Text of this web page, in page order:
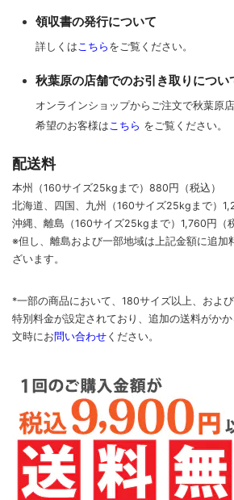
領収書の発行について
詳しくはこちら をご覧ください。
秋葉原の店舗でのお引き取りについ
オンラインショップからご注文で秋葉原
希望のお客様はこちら をご覧ください。
配送料
本州（160サイズ25kgまで）880円（税込）
北海道、四国、九州
（160サイズ25kgまで）
沖縄、離島 （160サイズ25kgまで） 1,760円（
※但し、離島および一部地域は上記金額に追加
ざいます。
*一部の商品において、180サイズ以上、およ
特別料金が設定されており、追加の送料がかか
文時にお問い合わせ ください。